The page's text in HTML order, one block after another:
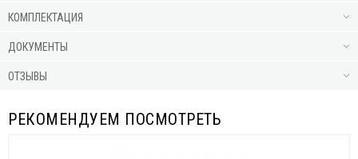
КОМПЛЕКТАЦИЯ
ДОКУМЕНТЫ
ОТЗЫВЫ
РЕКОМЕНДУЕМ ПОСМОТРЕТЬ